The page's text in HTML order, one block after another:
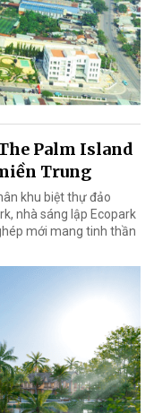
Palm Island
Trung
khu biệt thự đảo
nhà sáng lập Ecopark
mới mang tinh thần